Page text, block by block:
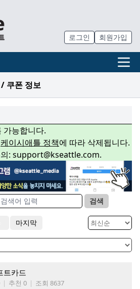
로그인 회원가입
쿠폰 정보
가능합니다.
케이시애틀 정책에 따라 삭제됩니다.
: support@kseattle.com.
검색
마지막
트카드
| 추천 0 | 조회 8637